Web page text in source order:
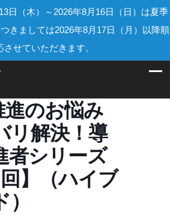
日（木）～2026年8月16日（日）は夏季
きましては2026年8月17日（月）以降順
させていただきます。
進のお悩み
リ解決！導
者シリーズ
回】（ハイブ